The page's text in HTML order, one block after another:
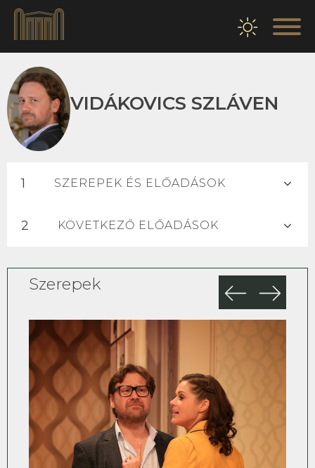
Szerepek
VIDÁKOVICS SZLÁVEN
SZEREPEK ÉS ELŐADÁSOK
KÖVETKEZŐ ELŐADÁSOK